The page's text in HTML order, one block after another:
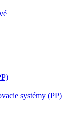
systémy (PP)